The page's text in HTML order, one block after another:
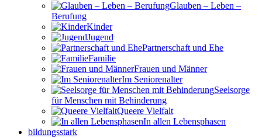
Glauben – Leben –
Berufung
Kinder
Jugend
Partnerschaft und Ehe
Familie
Frauen und Männer
Im Seniorenalter
Seelsorge
für Menschen mit Behinderung
Queere Vielfalt
In allen Lebensphasen
bildungsstark